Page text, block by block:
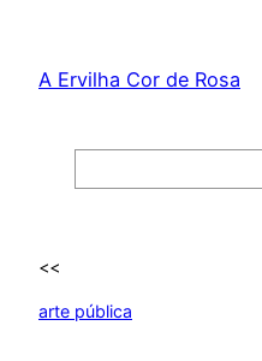
content
A Ervilha Cor de Rosa
<<
arte pública